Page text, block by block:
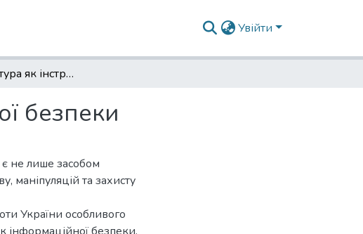
Увійти
Мовна культура як інструмент інформаційної безпеки
безпеки
не лише засобом
маніпуляцій та захисту
України особливого